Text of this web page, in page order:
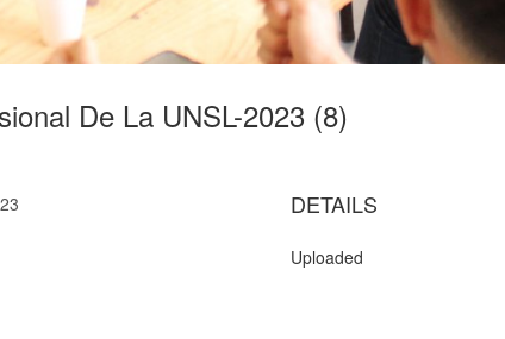
De La UNSL-2023 (8)
DETAILS
Uploaded